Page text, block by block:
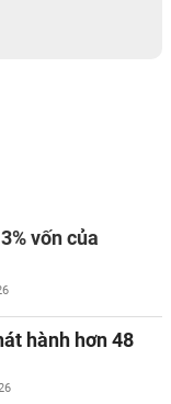
vốn của
hành hơn 48